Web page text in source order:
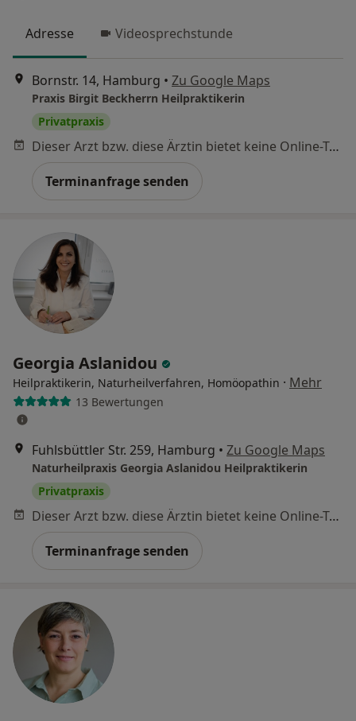
Adresse Videosprechstunde
Bornstr. 14, Hamburg • Zu Google Maps
Praxis Birgit Beckherrn Heilpraktikerin
Privatpraxis
Dieser Arzt bzw. diese Ärztin bietet keine Online-Terminbuchung an diesem Standort an.
Terminanfrage senden
Georgia Aslanidou
Heilpraktikerin, Naturheilverfahren, Homöopathin · Mehr
13 Bewertungen
Fuhlsbüttler Str. 259, Hamburg • Zu Google Maps
Naturheilpraxis Georgia Aslanidou Heilpraktikerin
Privatpraxis
Dieser Arzt bzw. diese Ärztin bietet keine Online-Terminbuchung an diesem Standort an.
Terminanfrage senden